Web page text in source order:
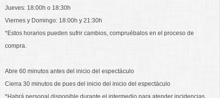
Jueves: 18:00h o 18:30h
Viernes y Domingo: 18:00h y 21:30h
*Estos horarios pueden sufrir cambios, compruébalos en el proceso de
compra.
Abre 60 minutos antes del inicio del espectáculo
Cierra 30 minutos de pues del inicio del inicio del espectáculo
*Habrá personal disponible durante el intermedio para atender incidencias